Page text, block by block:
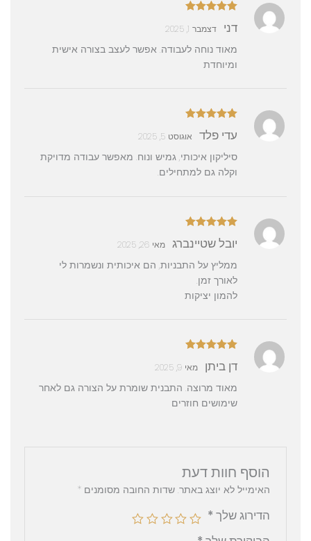
5
דני דצמבר 1, 2025
מאוד נוחה לעבודה. אפשר לעצב בצורה אישית
ומיוחדת
מתוך
5
עדי פלד אוגוסט 5, 2025
סיליקון איכותי, גמיש ונוח. מאפשר עבודה מדויקת
וקלה גם למתחילים.
דורג
5
יובל שטיינברג מאי 26, 2025
ממליץ על התבניות, הם איכותית ונשמרות לי
לאורך זמן.
להמון יציקות
5דן ביתן מאי 9, 2025
מאוד מרוצה. התבנית שומרת על הצורה גם לאחר
שימושים חוזרים
הוסף חוות דעת
האימייל לא יוצג באתר. שדות החובה מסומנים*
הדירוג שלך *